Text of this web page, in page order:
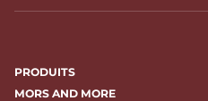
PRODUITS
MORS AND MORE